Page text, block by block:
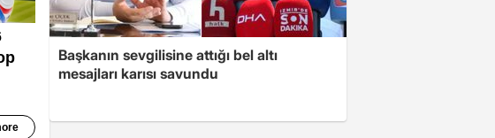
Başkanın sevgilisine attığı bel altı
mesajları karısı savundu